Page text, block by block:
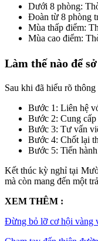
Dưới 8 phòng:
Đoàn từ 8 phòng
Mùa thấp điểm:
Mùa cao điểm:
Làm thế nào để
Sau khi đã hiểu rõ
Bước 1: Liên hệ
Bước 2: Cung
Bước 3: Tư vấn
Bước 4: Chốt lại
Bước 5: Tiến
Kết thúc kỳ nghỉ tại
mà còn mang đến một
XEM THÊM :
Đừng bỏ lỡ cơ hội vàng